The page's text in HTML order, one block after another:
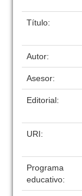
Título:
Autor:
Asesor:
Editorial:
URI:
Programa
educativo: